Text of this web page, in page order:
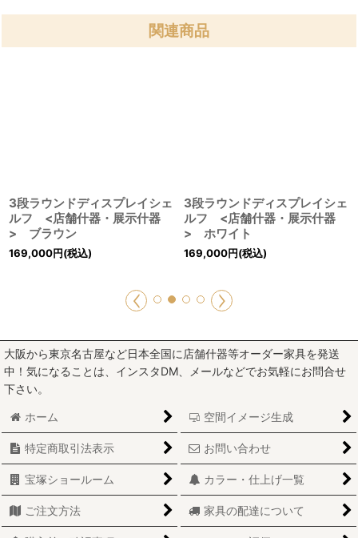
関連商品
3段ラウンドディスプレイシェ
ルフ <店舗什器・展示什器
> ブラウン
169,000円(税込)
3段ラウンドディスプレイシェ
ルフ <店舗什器・展示什器
> ホワイト
169,000円(税込)
大阪から東京名古屋など日本全国に店舗什器等オーダー家具を発送
中！気になることは、インスタDM、メールなどでお気軽にお問合せ
下さい。
ホーム 空間イメージ生成
特定商取引法表示 お問い合わせ
宝塚ショールーム カラー・仕上げ一覧
ご注文方法 家具の配達について